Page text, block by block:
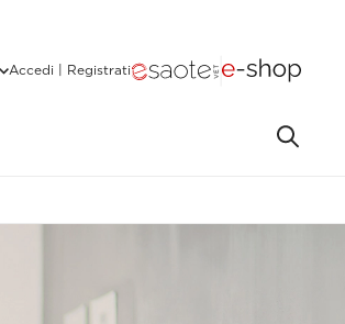
Accedi | Registrati